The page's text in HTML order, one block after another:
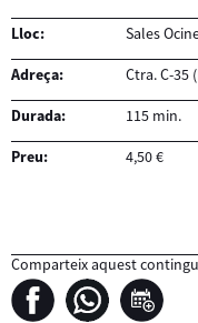
Lloc: Sales
Adreça: Ctra. C-35
Durada: 115 min.
Preu: 4,50 €
Comparteix aquest